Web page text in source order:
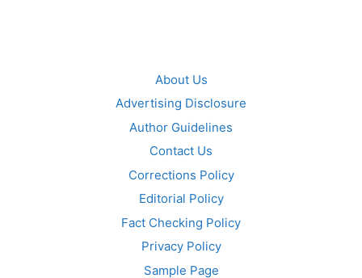
About Us
Advertising Disclosure
Author Guidelines
Contact Us
Corrections Policy
Editorial Policy
Fact Checking Policy
Privacy Policy
Sample Page